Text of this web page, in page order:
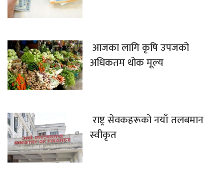
आजका लागि कृषि उपजको
अधिकतम थोक मूल्य
राष्ट्र सेवकहरूको नयाँ तलबमान
स्वीकृत